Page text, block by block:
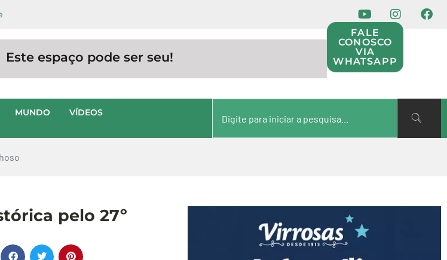
Este espaço pode ser seu!
FALE
CONOSCO
VIA
WHATSAPP
MUNDO VÍDEOS
pelo 27º